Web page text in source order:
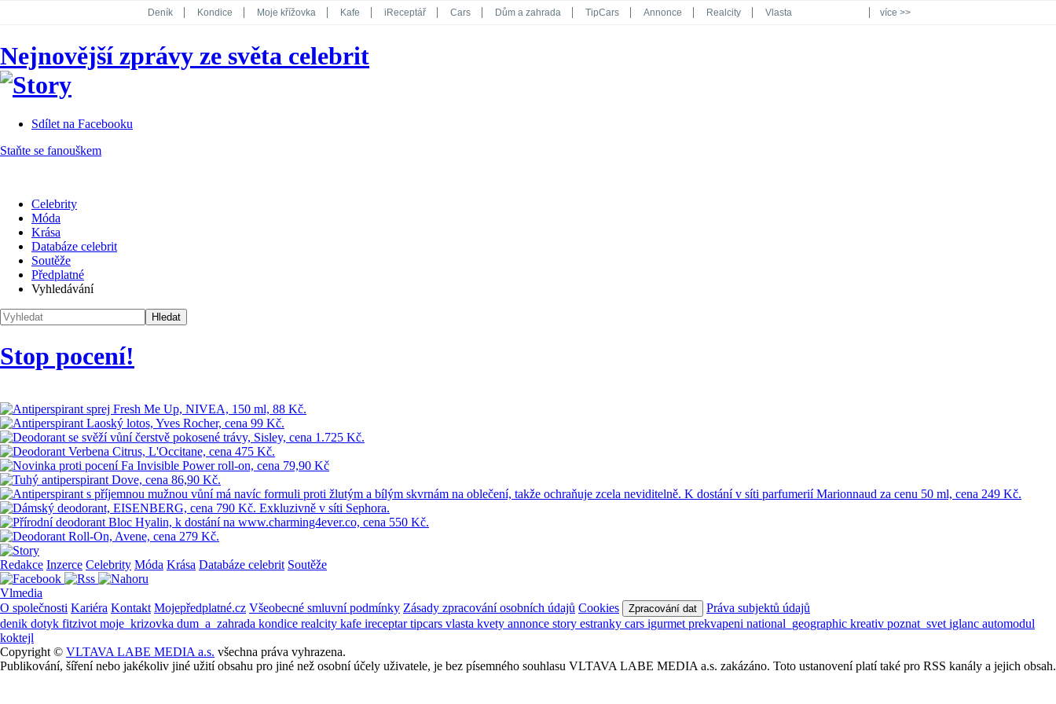
Deník Kondice Moje křížovka Kafe iReceptář Cars Dům a zahrada TipCars Annonce Realcity Vlasta
Koktejl
více >>
Nejnovější zprávy ze světa celebrit
Sdílet na Facebooku
Staňte se fanouškem
Celebrity
Móda
Krása
Databáze celebrit
Soutěže
Předplatné
Vyhledávání
Stop pocení!
Redakce Inzerce Celebrity Móda Krása Databáze celebrit Soutěže
Vlmedia
O společnosti Kariéra Kontakt Mojepředplatné.cz Všeobecné smluvní podmínky Zásady zpracování osobních údajů Cookies Zpracování dat
Práva subjektů údajů
denik dotyk fitzivot moje_krizovka dum_a_zahrada kondice realcity kafe ireceptartipcars vlasta kvety annonce story estranky cars igurmet prekvapeni national_geographic kreativ poznat_svet iglanc automodul
koktejl
Copyright © VLTAVA LABE MEDIA a.s. všechna práva vyhrazena.
Publikování, šíření nebo jakékoliv jiné užití obsahu pro jiné než osobní účely uživatele, je bez písemného souhlasu VLTAVA LABE MEDIA a.s. zakázáno. Toto ustanovení platí také pro RSS kanály a jejich obsah.